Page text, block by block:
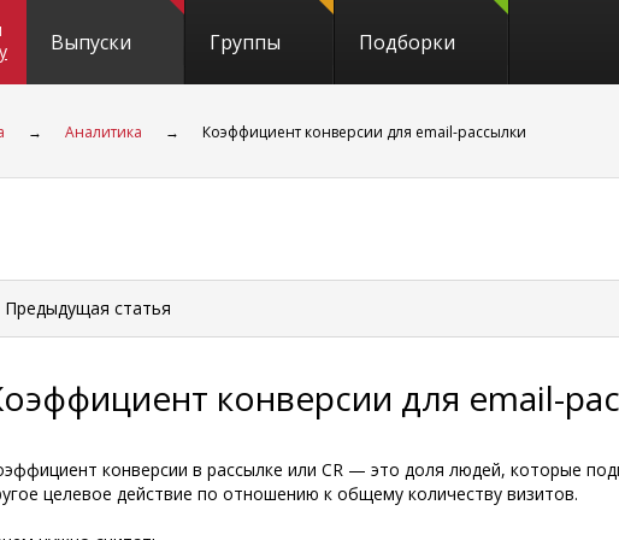
Выпуски Группы Подборки
→ Аналитика → Коэффициент конверсии для email-рассылки
статья
конверсии для email-
конверсии в рассылке или CR — это доля людей, которые
целевое действие по отношению к общему количеству визитов.